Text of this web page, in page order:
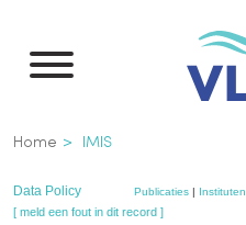
naar
inhoud
gaan
Kruimelpad
Home IMIS
Data Policy Publicaties| Instituten
[ meld een fout in dit record ]